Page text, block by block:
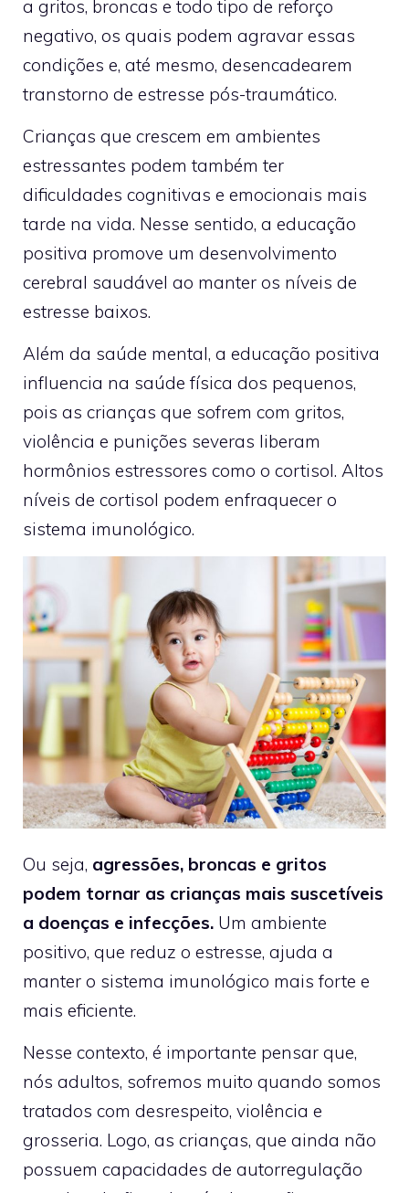
a gritos, broncas e todo tipo de reforço
negativo, os quais podem agravar essas
condições e, até mesmo, desencadearem
transtorno de estresse pós-traumático.
Crianças que crescem em ambientes
estressantes podem também ter
dificuldades cognitivas e emocionais mais
tarde na vida. Nesse sentido, a educação
positiva promove um desenvolvimento
cerebral saudável ao manter os níveis de
estresse baixos.
Além da saúde mental, a educação positiva
influencia na saúde física dos pequenos,
pois as crianças que sofrem com gritos,
violência e punições severas liberam
hormônios estressores como o cortisol. Altos
níveis de cortisol podem enfraquecer o
sistema imunológico.
Ou seja, agressões, broncas e gritos
podem tornar as crianças mais suscetíveis
a doenças e infecções. Um ambiente
positivo, que reduz o estresse, ajuda a
manter o sistema imunológico mais forte e
mais eficiente.
Nesse contexto, é importante pensar que,
nós adultos, sofremos muito quando somos
tratados com desrespeito, violência e
grosseria. Logo, as crianças, que ainda não
possuem capacidades de autorregulação